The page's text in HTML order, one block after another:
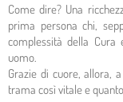
Come dire? Una
prima persona chi,
complessità della Cura
uomo.
Grazie di cuore, allora,
trama così vitale e